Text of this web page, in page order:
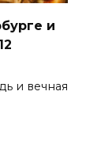
и
и вечная